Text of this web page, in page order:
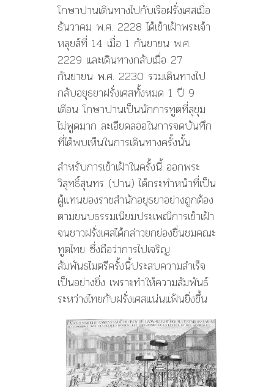
โกษาปานเดินทางไปกับเรือฝรั่งเศสเมื่อ
ธันวาคม พ.ศ. 2228 ได้เข้าเฝ้าพระเจ้า
หลุยส์ที่ 14 เมื่อ 1 กันยายน พ.ศ.
2229 และเดินทางกลับเมื่อ 27
กันยายน พ.ศ. 2230 รวมเดินทางไป
กลับอยุธยาฝรั่งเศสทั้งหมด 1 ปี 9
เดือน โกษาปานเป็นนักการทูตที่สุขุม
ไม่พูดมาก ละเอียดลออในการจดบันทึก
ที่ได้พบเห็นในการเดินทางครั้งนั้น
สำหรับการเข้าเฝ้าในครั้งนี้ ออกพระ
วิสุทธิ์สุนทร (ปาน) ได้กระทำหน้าที่เป็น
ผู้แทนของราชสำนักอยุธยาอย่างถูกต้อง
ตามขนบธรรมเนียมประเพณีการเข้าเฝ้า
จนชาวฝรั่งเศสได้กล่าวยกย่องชื่นชมคณะ
ทูตไทย ซึ่งถือว่าการไปเจริญ
สัมพันธไมตรีครั้งนี้ประสบความสำเร็จ
เป็นอย่างยิ่ง เพราะทำให้ความสัมพันธ์
ระหว่างไทยกับฝรั่งเศสแน่นแฟ้นยิ่งขึ้น